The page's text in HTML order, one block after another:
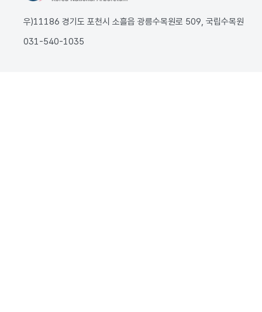
우)11186 경기도 포천시 소흘읍 광릉수목원로 509, 국립수목원
031-540-1035